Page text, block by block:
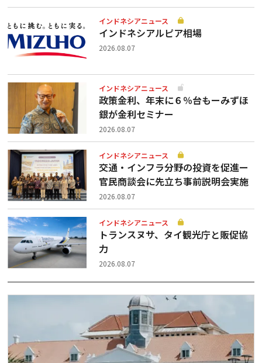
インドネシアニュース
インドネシアルピア相場
2026.08.07
インドネシアニュース
政策金利、年末に６％台もーみずほ
銀が金利セミナー
2026.08.07
インドネシアニュース
交通・インフラ分野の投資を促進ー
官民商談会に先立ち事前説明会実施
2026.08.07
インドネシアニュース
トランスヌサ、タイ観光庁と販促協
力
2026.08.07